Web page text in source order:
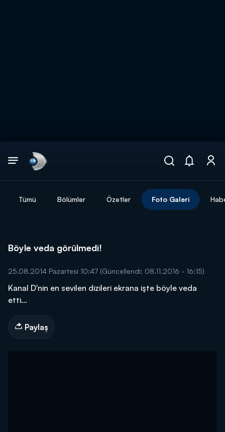
Tümü Bölümler Özetler Foto Galeri
Böyle veda görülmedi!
25.08.2014 Pazartesi 10:47 (Güncellendi: 08.11.2016 - 16:15)
Kanal D'nin en sevilen dizileri ekrana işte böyle veda
etti...
Paylaş